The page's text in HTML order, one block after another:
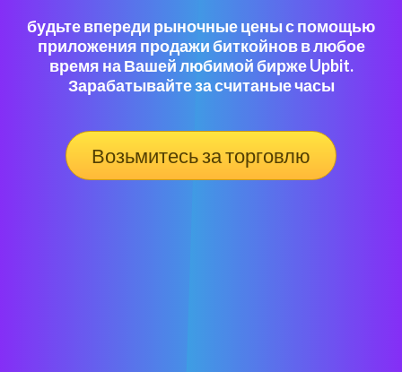
будьте впереди рыночные цены с помощью
приложения продажи биткойнов в любое
время на Вашей любимой бирже Upbit.
Зарабатывайте за считаные часы
Возьмитесь за торговлю